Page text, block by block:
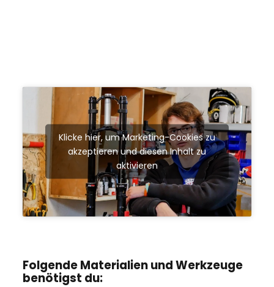
Klicke hier, um Marketing-Cookies zu
akzeptieren und diesen Inhalt zu
aktivieren
Folgende Materialien und Werkzeuge
benötigst du: